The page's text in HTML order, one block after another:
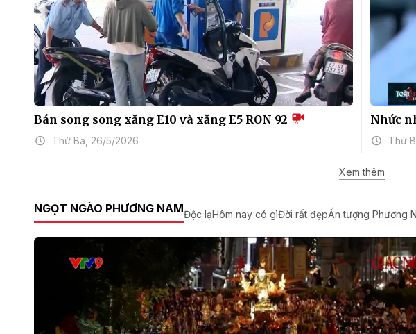
Bán song song xăng E10 và xăng E5 RON 92
Thứ Ba, 26/5/2026
Nhức
Thứ
Xem thêm
NGỌT NGÀO PHƯƠNG NAMĐộc lạHôm nay có gìĐời rất đẹpẤn tượng Phương